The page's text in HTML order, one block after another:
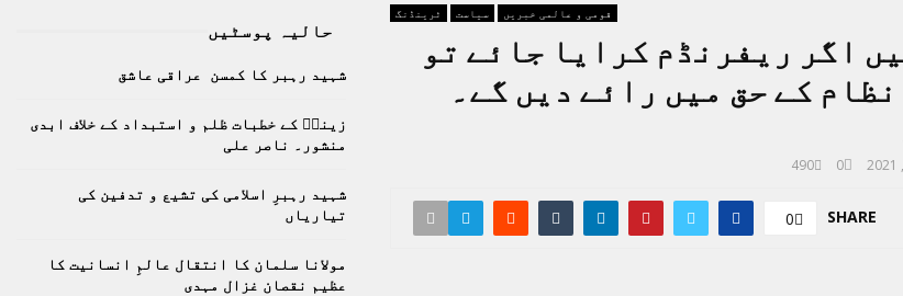
ٹرینڈنگ سیاست قومی و عالمی خبریں
اگر ریفرنڈم کرایا جائے تو
نظام کے حق میں رائے دیں گے۔
0
490
SHARE
0
f
r
:
E
A
R
H
حالیہ پوسٹیں
شہید رہبر کا کمسن عراقی عاشق
زینبؑ کے خطبات ظلم و استبداد کے خلاف ابدی
منشور۔ ناصر علی
شہید رہبرِ اسلامی کی تشیع و تدفین کی
تیاریاں
مولانا سلمان کا انتقال عالمِ انسانیت کا
عظیم نقصان غزال مہدی